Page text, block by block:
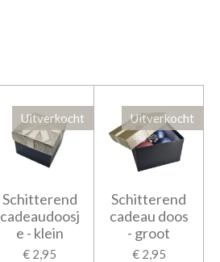
Uitverkocht
Schitterend
cadeaudoosj
e - klein
€ 2,95
Uitverkocht
Schitterend
cadeau doos
- groot
€ 2,95